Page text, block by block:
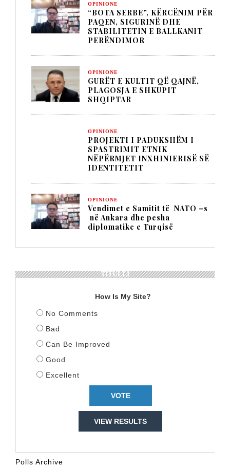
OPINIONE
“BOTA SERBE”, KËRCËNIM PËR
PAQEN, SIGURINË DHE
STABILITETIN E BALLKANIT
PERËNDIMOR
OPINIONE
GURËT E KULTIT QË QAJNË,
PLAGOSJA E SHKUPIT
SHQIPTAR
OPINIONE
PROJEKTI I PADUKSHËM I
SPASTRIMIT ETNIK
NËPËRMJET INXHINIERISË SË
IDENTITETIT
OPINIONE
Vendimet e Samitit të NATO –s
në Ankara dhe pesha
diplomatike e Turqisë
TITULLI
How Is My Site?
No Comments
Bad
Can Be Improved
Good
Excellent
VIEW RESULTS
Polls Archive